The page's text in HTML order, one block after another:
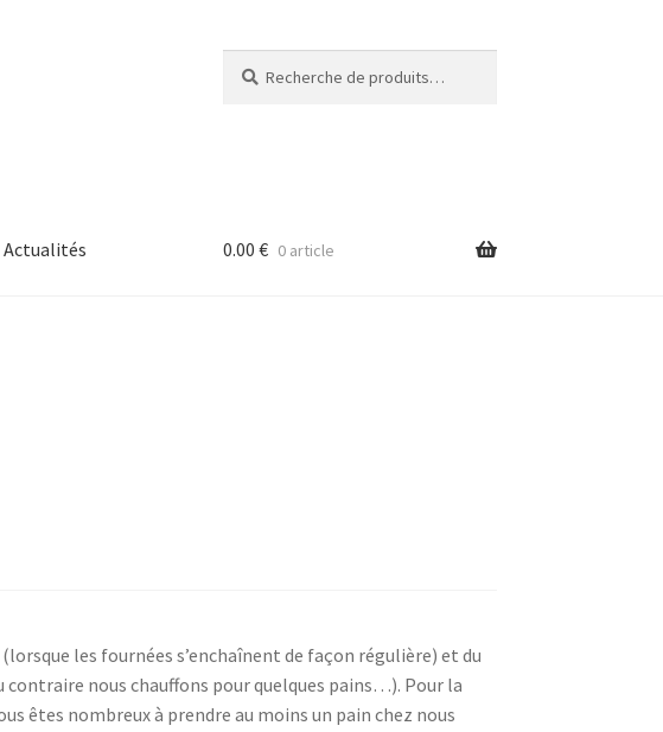
pour :
Actualités 0.00 € 0 article
les fournées s’enchaînent de façon régulière) et du
contraire nous chauffons pour quelques pains…). Pour la
êtes nombreux à prendre au moins un pain chez nous